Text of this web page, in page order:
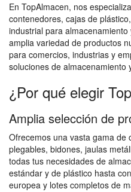
En TopAlmacen, nos
contenedores, cajas de
industrial para
amplia variedad de productos
para comercios, industrias y
soluciones de almacenamiento
¿Por qué elegir
Amplia selección de
Ofrecemos una vasta gama de
plegables, bidones, jaulas
todas tus necesidades de
estándar y de plástico hasta
europea y lotes completos de